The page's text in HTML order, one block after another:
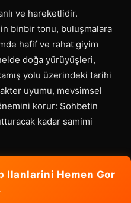
ve hareketlidir.
binbir tonu, buluşmalara
hafif ve rahat giyim
doğa yürüyüşleri,
yolu üzerindeki tarihi
uyumu, mevsimsel
korur: Sohbetin
kadar samimi
Ilanlarini Hemen Gor